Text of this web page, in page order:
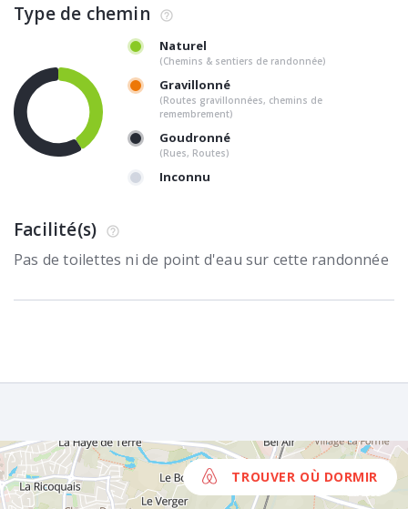
Type de chemin
Naturel
(Chemins & sentiers de randonnée)
Gravillonné
(Routes gravillonnées, chemins de
remembrement)
Goudronné
(Rues, Routes)
Inconnu
Facilité(s)
Pas de toilettes ni de point d'eau sur cette randonnée
TROUVER OÙ DORMIR